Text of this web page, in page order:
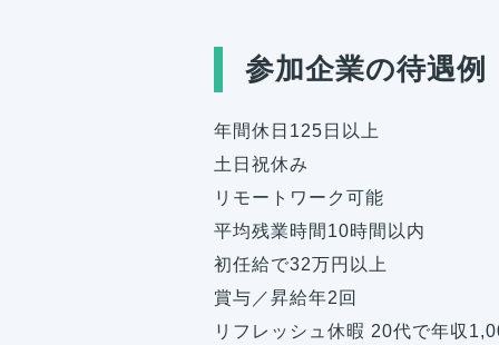
参加企業の待遇例
年間休日125日以上
土日祝休み
リモートワーク可能
平均残業時間10時間以内
初任給で32万円以上
賞与／昇給年2回
リフレッシュ休暇 20代で年収